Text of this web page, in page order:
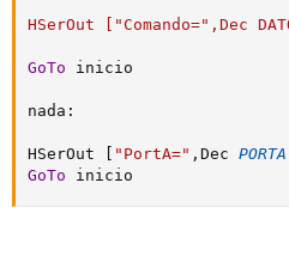
HSerOut ["Comando=",Dec
GoTo inicio
nada :
HSerOut "PortA=" , Dec PORTA
GoTo inicio